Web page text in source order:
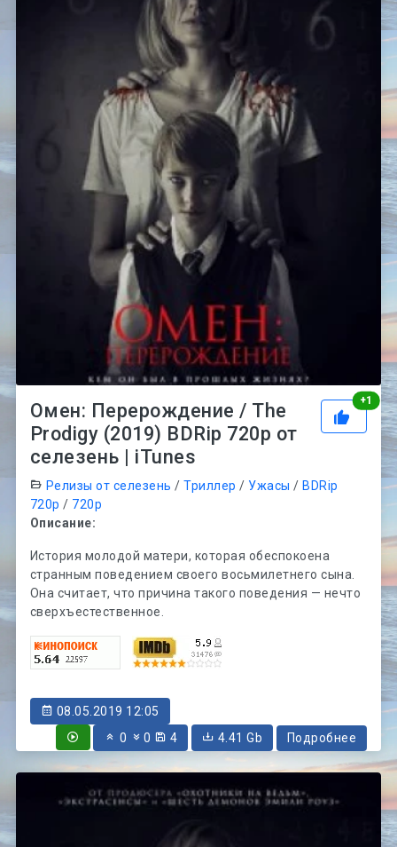
+1
Омен: Перерождение / The
Prodigy (2019) BDRip 720p от
селезень | iTunes
Релизы от селезень /Триллер / Ужасы / BDRip
720p / 720p
Описание:
История молодой матери, которая обеспокоена
странным поведением своего восьмилетнего сына.
Она считает, что причина такого поведения — нечто
сверхъестественное.
08.05.2019 12:05
0
0 4 4.41 Gb Подробнее